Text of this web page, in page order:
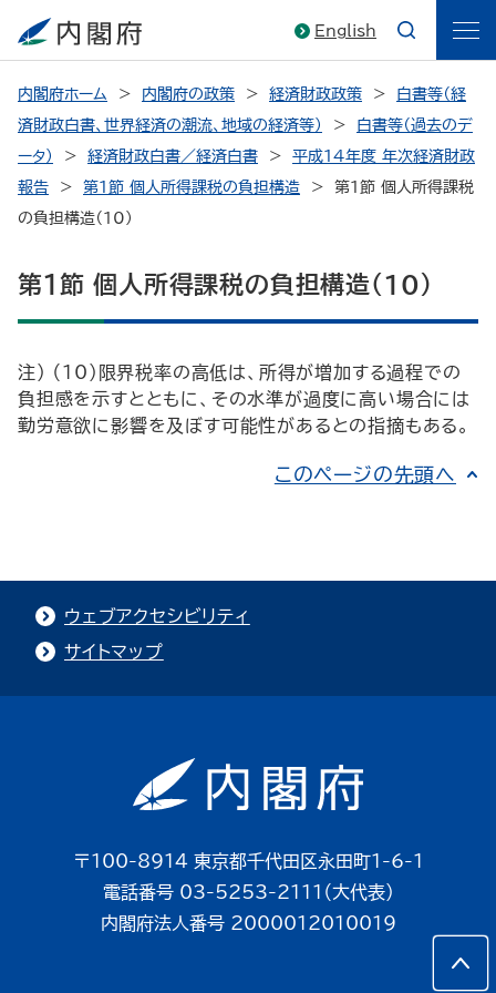
English
内閣府ホーム 内閣府の政策 経済財政政策
白書等（経
済財政白書、世界経済の潮流、地域の経済等）
白書等（過去のデ
ータ）
経済財政白書／経済白書
平成14年度 年次経済財政
報告
第１節 個人所得課税の負担構造
第１節 個人所得課税
の負担構造（10）
第１節 個人所得課税の負担構造（10）
注） （10）限界税率の高低は、所得が増加する過程での
負担感を示すとともに、その水準が過度に高い場合には
勤労意欲に影響を及ぼす可能性があるとの指摘もある。
このページの先頭へ
ウェブアクセシビリティ
サイトマップ
〒100-8914 東京都千代田区永田町1-6-1
電話番号 03-5253-2111（大代表）
内閣府法人番号 2000012010019